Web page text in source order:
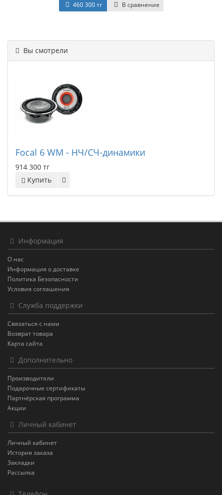
460 300 тг В сравнение
Вы смотрели
Focal 6 WM - НЧ/СЧ-динамики
914 300 тг
Купить
Информация
О нас
Информация о доставке
Политика Безопасности
Условия соглашения
Служба поддержки
Связаться с нами
Возврат товара
Карта сайта
Дополнительно
Производители
Подарочные сертификаты
Партнёрская программа
Акции
Личный кабинет
Личный кабинет
История заказа
Закладки
Рассылка